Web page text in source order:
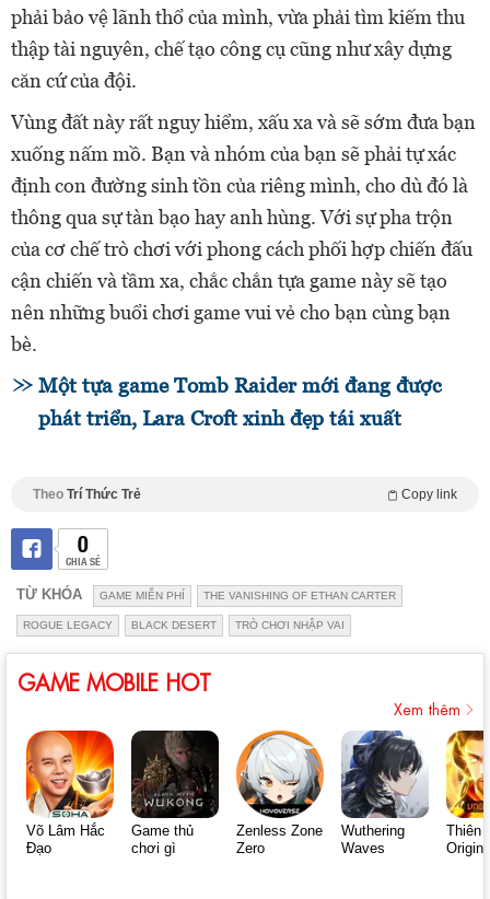
phải bảo vệ lãnh thổ của mình, vừa phải tìm kiếm thu
thập tài nguyên, chế tạo công cụ cũng như xây dựng
căn cứ của đội.
Vùng đất này rất nguy hiểm, xấu xa và sẽ sớm đưa bạn
xuống nấm mồ. Bạn và nhóm của bạn sẽ phải tự xác
định con đường sinh tồn của riêng mình, cho dù đó là
thông qua sự tàn bạo hay anh hùng. Với sự pha trộn
của cơ chế trò chơi với phong cách phối hợp chiến đấu
cận chiến và tầm xa, chắc chắn tựa game này sẽ tạo
nên những buổi chơi game vui vẻ cho bạn cùng bạn
bè.
Một tựa game Tomb Raider mới đang được
phát triển, Lara Croft xinh đẹp tái xuất
Theo Trí Thức Trẻ Copy link
0
CHIA SẺ
TỪ KHÓA GAME MIỄN PHÍ THE VANISHING OF ETHAN CARTER
ROGUE LEGACY BLACK DESERT TRÒ CHƠI NHẬP VAI
GAME MOBILE HOT
Xem thêm
Võ Lâm Hắc
Đạo
Game thủ
chơi gì
Zenless Zone
Zero
Wuthering
Waves
Thiên
Origin